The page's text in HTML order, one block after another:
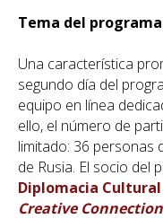
Tema del
Una característica
segundo día del
equipo en línea
ello, el número de
limitado: 36 personas
de Rusia. El socio del
Diplomacia
Creative